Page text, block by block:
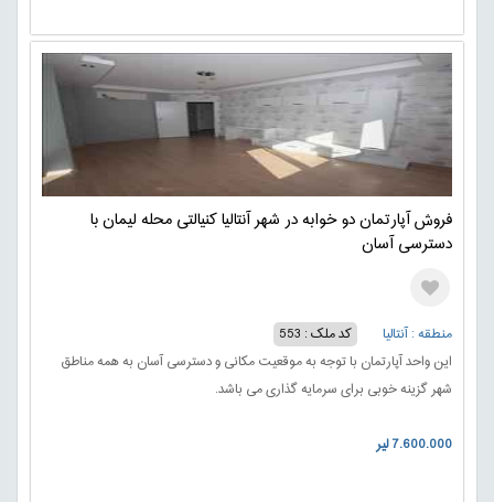
فروش آپارتمان دو خوابه در شهر آنتالیا کنیالتی محله لیمان با
دسترسی آسان
منطقه : آنتالیا
کد ملک : 553
این واحد آپارتمان با توجه به موقعیت مکانی و دسترسی آسان به همه مناطق
شهر گزینه خوبی برای سرمایه گذاری می باشد.
7.600.000 لیر